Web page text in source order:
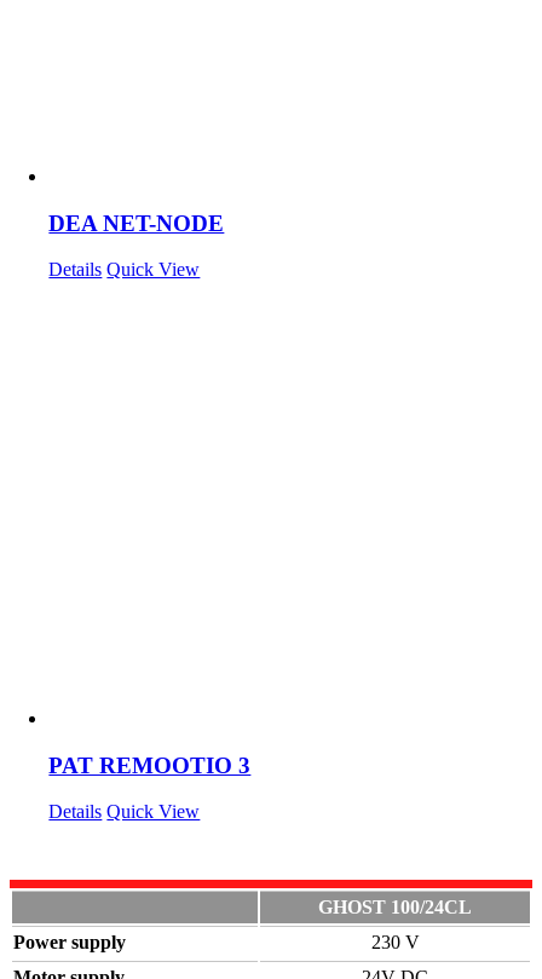
DEA NET-NODE
Details Quick View
PAT REMOOTIO 3
Details Quick View
GHOST 100/24CL
Power supply
230 V